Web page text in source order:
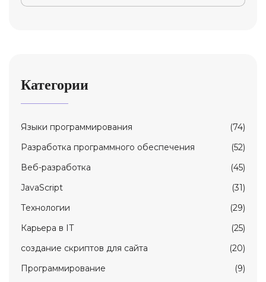
Категории
Языки программирования
(74)
Разработка программного обеспечения
(52)
Веб-разработка
(45)
JavaScript
(31)
Технологии
(29)
Карьерa в IT
(25)
создание скриптов для сайта
(20)
Программирование
(9)